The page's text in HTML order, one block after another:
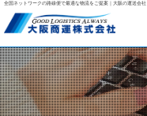
全国ネットワークの路線便で最適な物流をご提案｜大阪の運送会社